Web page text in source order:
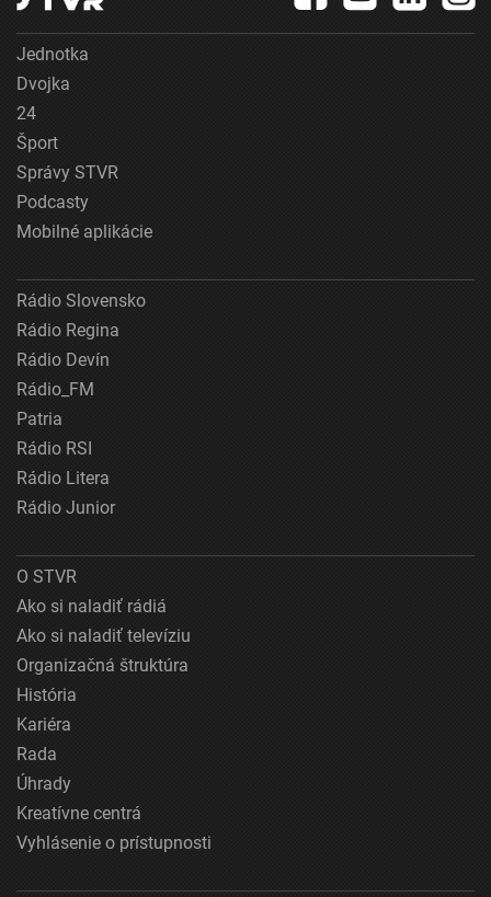
Jednotka
Dvojka
24
Šport
Správy STVR
Podcasty
Mobilné aplikácie
Rádio Slovensko
Rádio Regina
Rádio Devín
Rádio_FM
Patria
Rádio RSI
Rádio Litera
Rádio Junior
O STVR
Ako si naladiť rádiá
Ako si naladiť televíziu
Organizačná štruktúra
História
Kariéra
Rada
Úhrady
Kreatívne centrá
Vyhlásenie o prístupnosti